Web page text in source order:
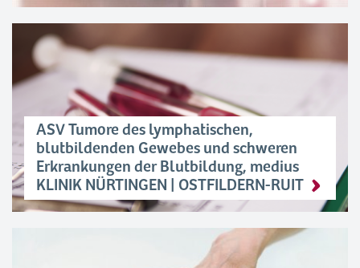
ASV Tumore des lymphatischen,
blutbildenden Gewebes und schweren
Erkrankungen der Blutbildung, medius
KLINIK NÜRTINGEN | OSTFILDERN-RUIT